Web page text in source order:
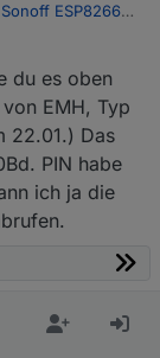
ESP8266
Das
mini habe ich
an
für eine
Pin
ausgibt. Oder
damit
in Erfahrung
du es oben
EMH, Typ
22.01.) Das
PIN habe
ich ja die